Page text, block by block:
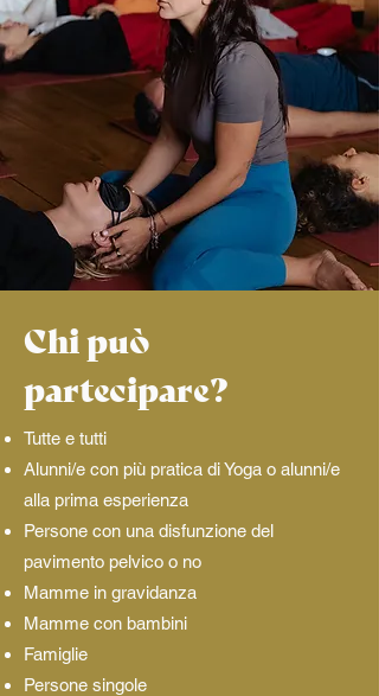
Chi può
partecipare?
Tutte e tutti
Alunni/e con più pratica di Yoga o alunni/e
alla prima esperienza
Persone con una disfunzione del
pavimento pelvico o no
Mamme in gravidanza
Mamme con bambini
Famiglie
Persone singole